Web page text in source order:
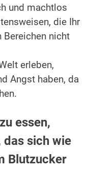
und machtlos
die Ihr
Bereichen nicht
erleben,
Angst haben, da
essen,
sich wie
Blutzucker